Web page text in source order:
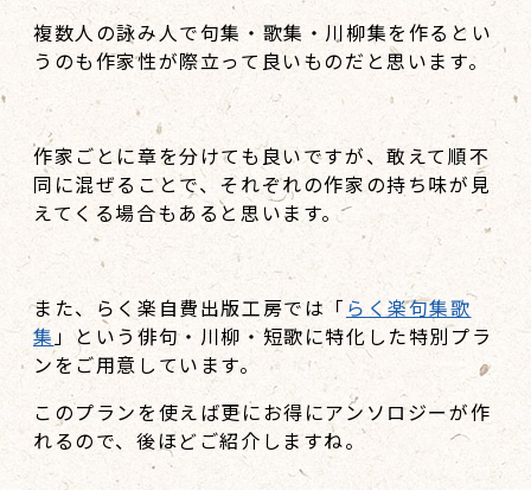
複数人の詠み人で句集・歌集・川柳集を作るとい
うのも作家性が際立って良いものだと思います。
作家ごとに章を分けても良いですが、敢えて順不
同に混ぜることで、それぞれの作家の持ち味が見
えてくる場合もあると思います。
また、らく楽自費出版工房では「 らく楽句集歌
集 」という俳句・川柳・短歌に特化した特別プラ
ンをご用意しています。
このプランを使えば更にお得にアンソロジーが作
れるので、後ほどご紹介しますね。